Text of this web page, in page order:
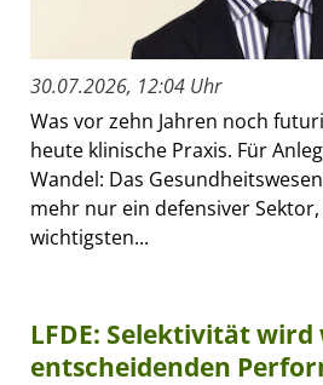
30.07.2026, 12:04 Uhr
Was vor zehn Jahren noch
heute klinische Praxis. Für
Wandel: Das
mehr nur ein defensiver
wichtigsten...
LFDE: Selektivität wird
entscheidenden